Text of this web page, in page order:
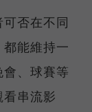
否在不同
能維持一
、球賽等
串流影